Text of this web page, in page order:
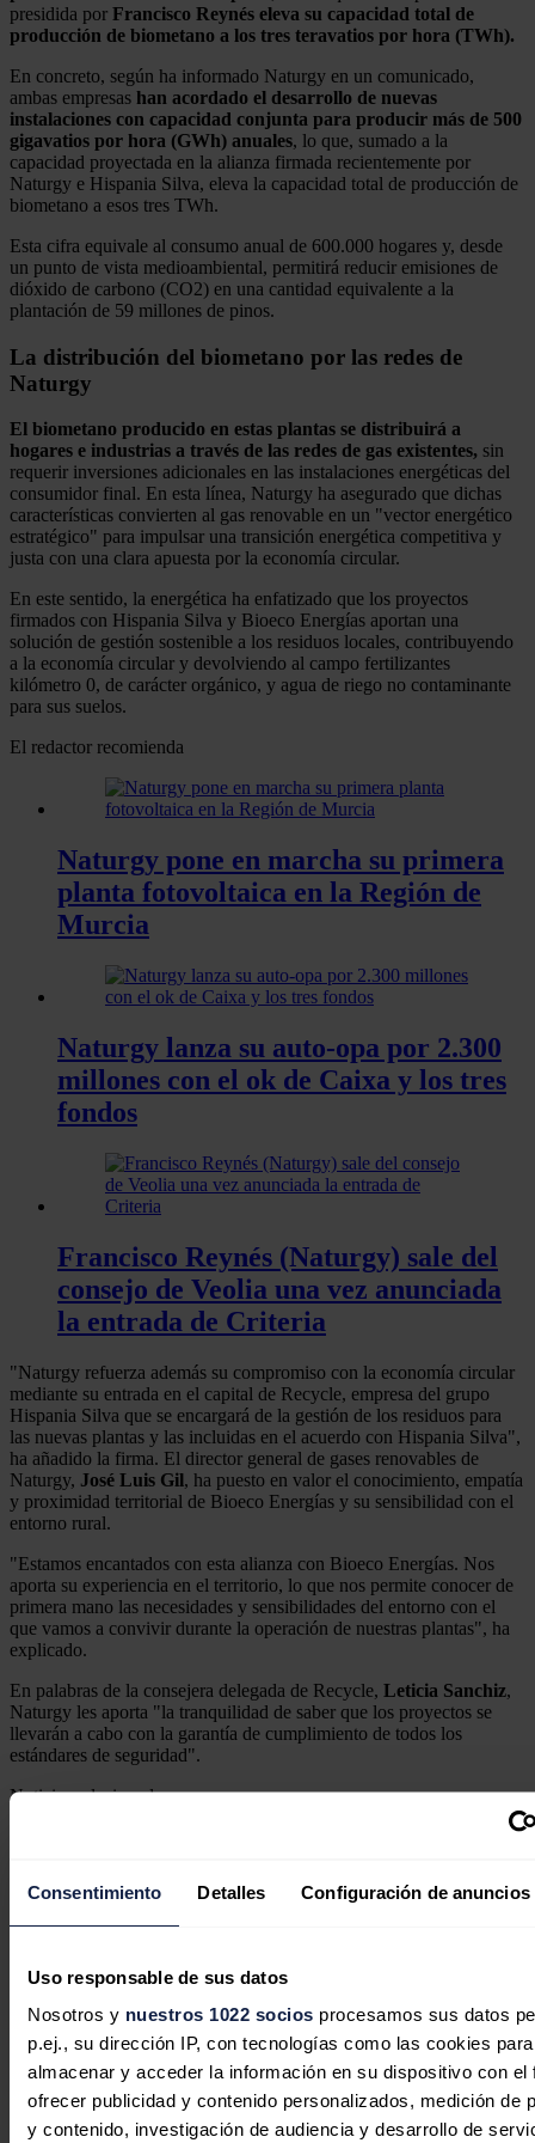
Consentimiento Detalles Configuración de anuncios
Uso responsable de sus datos
Nosotros y nuestros 1022 socios procesamos sus datos
p.ej., su dirección IP, con tecnologías como las cookies para
almacenar y acceder la información en su dispositivo con el
ofrecer publicidad y contenido personalizados, medición de
y contenido, investigación de audiencia y desarrollo de
presidida por Francisco Reynés eleva su capacidad total de
producción de biometano a los tres teravatios por hora (TWh).
En concreto, según ha informado Naturgy en un comunicado,
ambas empresas han acordado el desarrollo de nuevas
instalaciones con capacidad conjunta para producir más de 500
gigavatios por hora (GWh) anuales, lo que, sumado a la
capacidad proyectada en la alianza firmada recientemente por
Naturgy e Hispania Silva, eleva la capacidad total de producción de
biometano a esos tres TWh.
Esta cifra equivale al consumo anual de 600.000 hogares y, desde
un punto de vista medioambiental, permitirá reducir emisiones de
dióxido de carbono (CO2) en una cantidad equivalente a la
plantación de 59 millones de pinos.
La distribución del biometano por las redes de
Naturgy
El biometano producido en estas plantas se distribuirá a
hogares e industrias a través de las redes de gas existentes, sin
requerir inversiones adicionales en las instalaciones energéticas del
consumidor final. En esta línea, Naturgy ha asegurado que dichas
características convierten al gas renovable en un "vector energético
estratégico" para impulsar una transición energética competitiva y
justa con una clara apuesta por la economía circular.
En este sentido, la energética ha enfatizado que los proyectos
firmados con Hispania Silva y Bioeco Energías aportan una
solución de gestión sostenible a los residuos locales, contribuyendo
a la economía circular y devolviendo al campo fertilizantes
kilómetro 0, de carácter orgánico, y agua de riego no contaminante
para sus suelos.
El redactor recomienda
Naturgy pone en marcha su primera
planta fotovoltaica en la Región de
Murcia
Naturgy lanza su auto-opa por 2.300
millones con el ok de Caixa y los tres
fondos
Francisco Reynés (Naturgy) sale del
consejo de Veolia una vez anunciada
la entrada de Criteria
"Naturgy refuerza además su compromiso con la economía circular
mediante su entrada en el capital de Recycle, empresa del grupo
Hispania Silva que se encargará de la gestión de los residuos para
las nuevas plantas y las incluidas en el acuerdo con Hispania Silva",
ha añadido la firma. El director general de gases renovables de
Naturgy, José Luis Gil, ha puesto en valor el conocimiento, empatía
y proximidad territorial de Bioeco Energías y su sensibilidad con el
entorno rural.
"Estamos encantados con esta alianza con Bioeco Energías. Nos
aporta su experiencia en el territorio, lo que nos permite conocer de
primera mano las necesidades y sensibilidades del entorno con el
que vamos a convivir durante la operación de nuestras plantas", ha
explicado.
En palabras de la consejera delegada de Recycle, Leticia Sanchiz,
Naturgy les aporta "la tranquilidad de saber que los proyectos se
llevarán a cabo con la garantía de cumplimiento de todos los
estándares de seguridad".
Noticias relacionadas
Bankinter Investment y Plenium
sector del biometano
Redacción29/07/2026